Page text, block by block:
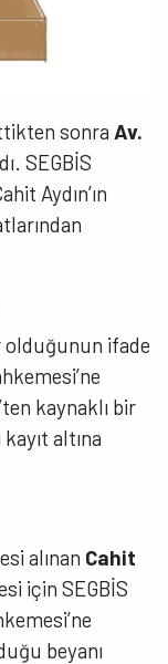
sonra Av.
SEGBİS
Aydın’ın
olduğunun ifade
kaynaklı bir
altına
alınan Cahit
için SEGBİS
beyanı